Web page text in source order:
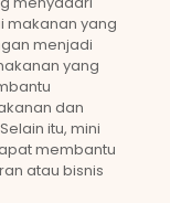
makanan yang
menjadi
yang
dan
itu, mini
membantu
atau bisnis